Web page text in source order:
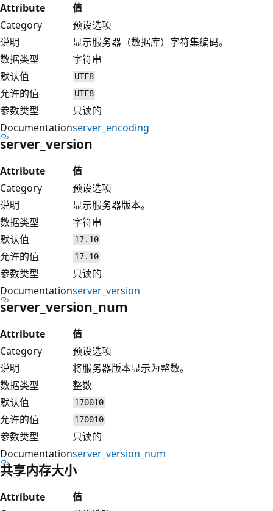
Attribute
值
Category
预设选项
说明
显示服务器（数据库）字符集编码。
数据类型
字符串
默认值
UTF8
允许的值 UTF8
参数类型
只读的
Documentationserver_encoding
server_version
Attribute
值
Category
预设选项
说明
显示服务器版本。
数据类型
字符串
默认值
17.10
允许的值 17.10
参数类型
只读的
Documentationserver_version
server_version_num
Attribute
值
Category
预设选项
说明
将服务器版本显示为整数。
数据类型
整数
默认值
170010
允许的值 170010
参数类型
只读的
Documentationserver_version_num
共享内存大小
Attribute
值